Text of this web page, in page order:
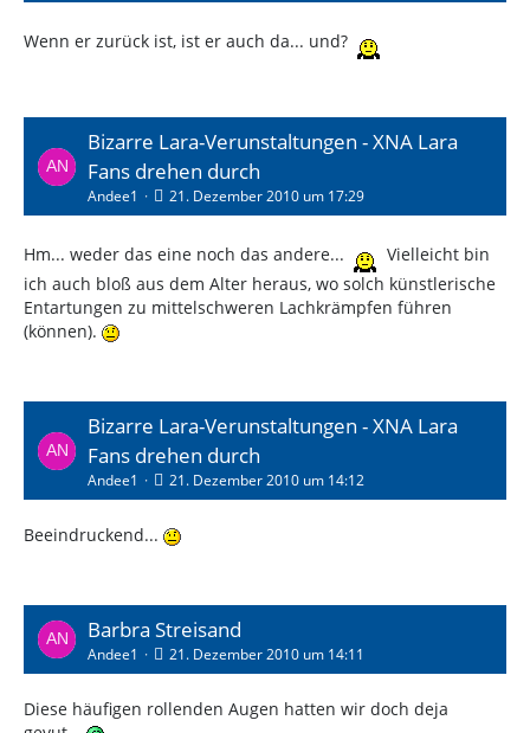
Wenn er zurück ist, ist er auch da... und?
Bizarre Lara-Verunstaltungen - XNA Lara
Fans drehen durch
Andee1 21. Dezember 2010 um 17:29
Hm... weder das eine noch das andere...
Vielleicht bin
ich auch bloß aus dem Alter heraus, wo solch künstlerische
Entartungen zu mittelschweren Lachkrämpfen führen
(können).
Bizarre Lara-Verunstaltungen - XNA Lara
Fans drehen durch
Andee1 21. Dezember 2010 um 14:12
Beeindruckend...
Barbra Streisand
Andee1 21. Dezember 2010 um 14:11
Diese häufigen rollenden Augen hatten wir doch deja